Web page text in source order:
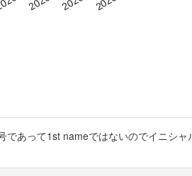
あって1st nameではないのでイニシャ